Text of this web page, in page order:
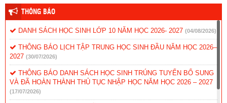
THÔNG BÁO
DANH SÁCH HỌC SINH LỚP 10 NĂM HỌC 2026- 2027 (04/08/2026)
THÔNG BÁO LỊCH TẬP TRUNG HỌC SINH ĐẦU NĂM HỌC 2026–
2027 (30/07/2026)
THÔNG BÁO DANH SÁCH HỌC SINH TRÚNG TUYỂN BỔ SUNG
VÀ ĐÃ HOÀN THÀNH THỦ TỤC NHẬP HỌC NĂM HỌC 2026 – 2027
(17/07/2026)